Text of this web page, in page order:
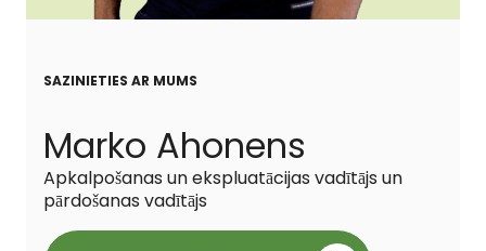
SAZINIETIES AR MUMS
Marko Ahonens
Apkalpošanas un ekspluatācijas vadītājs un
pārdošanas vadītājs